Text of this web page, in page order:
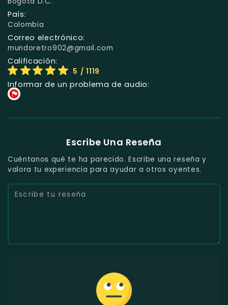
País:
Colombia
Correo electrónico:
mundoretro902@gmail.com
Calificación:
5 / 1119
Informar de un problema de audio:
Escribe Una Reseña
Cuéntanos qué te ha parecido. Escribe una reseña y
valora tu experiencia para ayudar a otros oyentes.